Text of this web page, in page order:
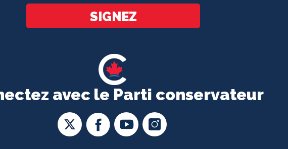
avec le Parti conservateur
SIGNEZ